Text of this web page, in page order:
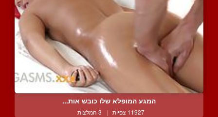
המגע המופלא שלו כובש אות...
11927 צפיות | 3 המלצות